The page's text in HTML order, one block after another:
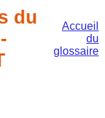
du
Accueil
du
glossaire